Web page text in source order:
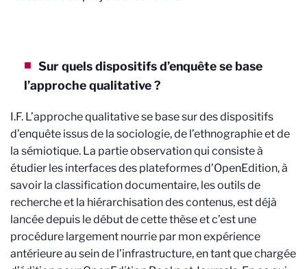
Sur quels dispositifs d’enquête se base
l’approche qualitative ?
I.F. L’approche qualitative se base sur des dispositifs
d’enquête issus de la sociologie, de l’ethnographie et de
la sémiotique. La partie observation qui consiste à
étudier les interfaces des plateformes d’OpenEdition, à
savoir la classification documentaire, les outils de
recherche et la hiérarchisation des contenus, est déjà
lancée depuis le début de cette thèse et c’est une
procédure largement nourrie par mon expérience
antérieure au sein de l’infrastructure, en tant que chargée